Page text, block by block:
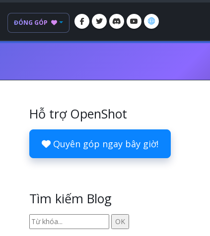
ĐÓNG GÓP
Hỗ trợ OpenShot
Quyên góp ngay bây giờ!
Tìm kiếm Blog